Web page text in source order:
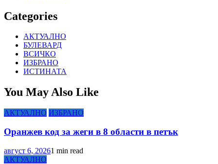
Categories
АКТУАЛНО
БУЛЕВАРД
ВСИЧКО
ИЗБРАНО
ИСТИНАТА
You May Also Like
АКТУАЛНО ИЗБРАНО
Оранжев код за жеги в 8 области в петък
август 6, 20261 min read
АКТУАЛНО